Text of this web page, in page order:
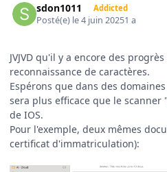
sdon1011 Addicted
Posté(e) le 4 juin 20251 a
JVJVD qu'il y a encore des
reconnaissance de caractères.
Espérons que dans des
sera plus efficace que le
de IOS.
Pour l'exemple, deux mêmes
certificat d'immatriculation):